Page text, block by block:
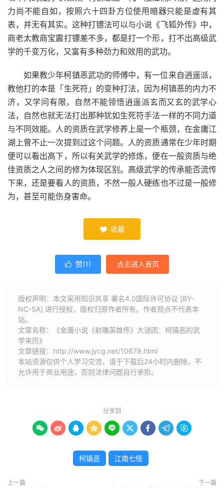
力尚不能自如，按照六十四卦方位使用暗器只能是虚有其
表，并无有其实。这种打镖法可以与小说《飞狐外传》中，
商老太教商宝震打镖差不多，都是打一个形，打不出高级武
学的千变万化，又富有多种劲力和效用的武功。
如果教少年柯镇恶武功的师傅中，有一位来自逍遥派，
教他打的本是「生死符」的变种打法，因为柯镇恶的内力不
济，又学问有限，自然不能领悟逍遥派玄而又玄的武学心
法，自然也就无法打出那种犹如生死符手法一样的不同力道
与不同效能。人的资质在武学修养上是一个瓶颈，在金庸江
湖上曾不止一次提到过这个问题。人的资质通常在少年时期
便可以看出高下，所以有关武学的修炼，便在一般资质与绝
佳资质之人之间的修为体现区别。高级武学的传承能否流传
下来，还是要看人的资质，不然一般人硬练也不过是一般修
为，甚至可能伤身害命。
 收藏
 赞(1) 点击进入首页
版权声明：本文采用知识共享 署名4.0国际许可协议 [BY-
NC-SA] 进行授权，版权归原作者所有。作者观点不代表本
站。
文章名称：《金庸小说《射雕英雄传》大谜团：柯镇恶的武
学来历》
文章链接： http://www.jycg.net/10679.html
本站资源仅供个人学习交流，请于下载后24小时内删除，不
允许用于商业用途，否则法律问题自行承担。
分享到
        
柯镇恶 江南七怪
上一篇 下一篇